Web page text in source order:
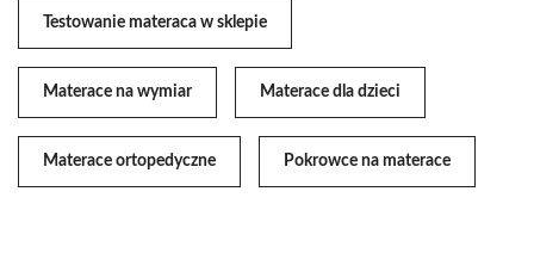
Testowanie materaca w sklepie
Materace na wymiar Materace dla dzieci
Materace ortopedyczne Pokrowce na materace